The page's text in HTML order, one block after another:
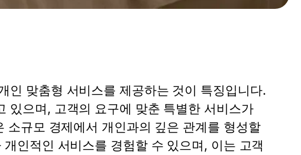
인 맞춤형 서비스를 제공하는 것이 특징입니다.
있으며, 고객의 요구에 맞춘 특별한 서비스가
소규모 경제에서 개인과의 깊은 관계를 형성할
인적인 서비스를 경험할 수 있으며, 이는 고객